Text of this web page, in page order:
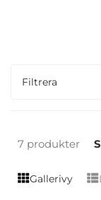
Filtrera
7 produkter
Gallerivy